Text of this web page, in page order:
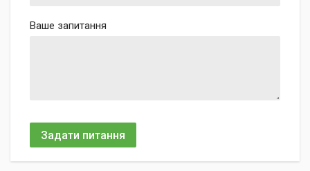
Ваше запитання
Задати питання